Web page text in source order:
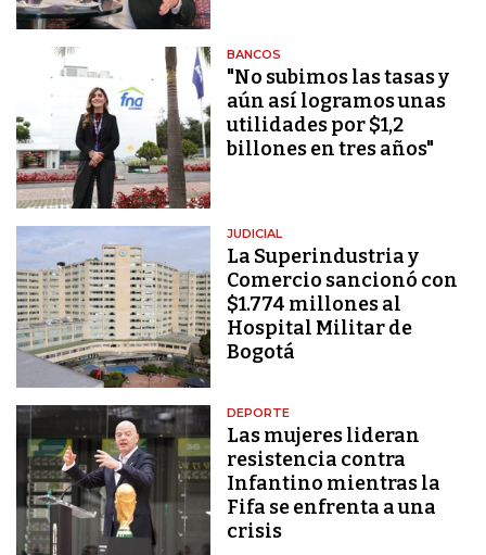
BANCOS
"No subimos las tasas y
aún así logramos unas
utilidades por $1,2
billones en tres años"
JUDICIAL
La Superindustria y
Comercio sancionó con
$1.774 millones al
Hospital Militar de
Bogotá
DEPORTE
Las mujeres lideran
resistencia contra
Infantino mientras la
Fifa se enfrenta a una
crisis